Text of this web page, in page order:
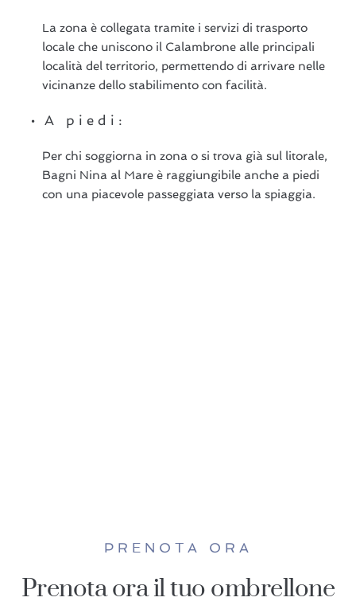
La zona è collegata tramite i servizi di trasporto
locale che uniscono il Calambrone alle principali
località del territorio, permettendo di arrivare nelle
vicinanze dello stabilimento con facilità.
A piedi:
Per chi soggiorna in zona o si trova già sul litorale,
Bagni Nina al Mare è raggiungibile anche a piedi
con una piacevole passeggiata verso la spiaggia.
PRENOTA ORA
Prenota ora il tuo ombrellone